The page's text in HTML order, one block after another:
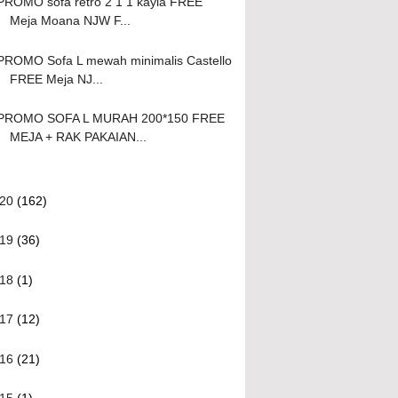
Meja Moana NJW F...
Sofa L mewah minimalis Castello
FREE Meja NJ...
SOFA L MURAH 200*150 FREE
MEJA + RAK PAKAIAN...
(162)
(36)
(1)
(12)
(21)